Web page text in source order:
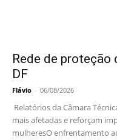
Rede de
DF
Flávio - 06/08/2026
Relatórios da Câmara
mais afetadas e reforçam
mulheresO enfrentamento